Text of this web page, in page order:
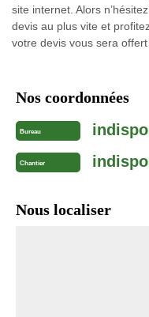
site internet. Alors
devis au plus vite et
votre devis vous sera offert
Nos coordonnées
Bureau
Chantier
Nous localiser